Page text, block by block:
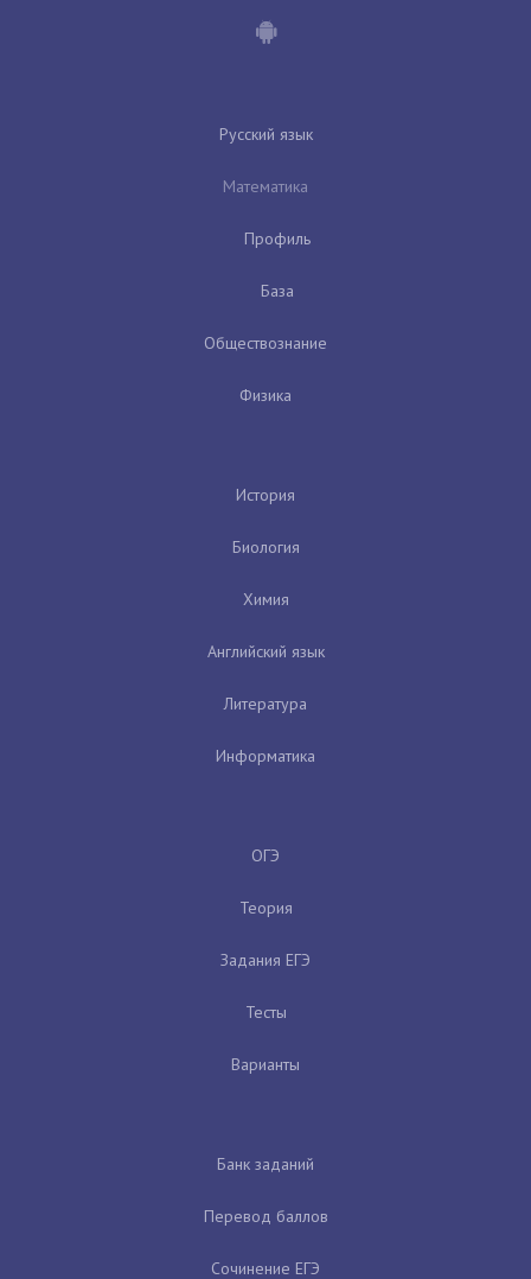
Русский язык
Математика
Профиль
База
Обществознание
Физика
История
Биология
Химия
Английский язык
Литература
Информатика
ОГЭ
Теория
Задания ЕГЭ
Тесты
Варианты
Банк заданий
Перевод баллов
Сочинение ЕГЭ